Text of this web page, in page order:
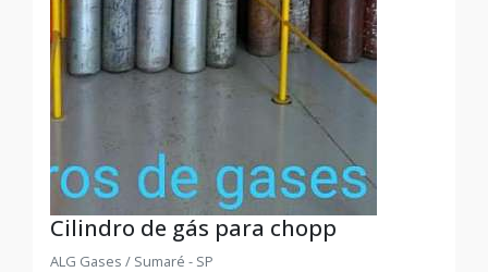
Cilindro de gás para chopp
ALG Gases / Sumaré - SP